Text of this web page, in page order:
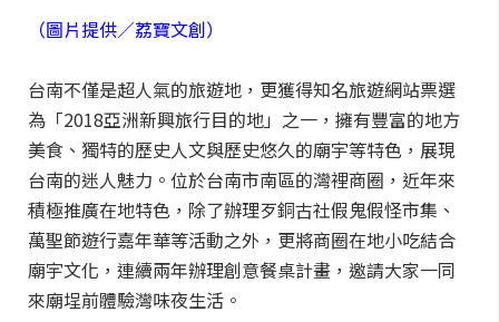
（圖片提供／荔寶文創）
台南不僅是超人氣的旅遊地，更獲得知名旅遊網站票選
為「2018亞洲新興旅行目的地」之一，擁有豐富的地方
美食、獨特的歷史人文與歷史悠久的廟宇等特色，展現
台南的迷人魅力。位於台南市南區的灣裡商圈，近年來
積極推廣在地特色，除了辦理歹銅古社假鬼假怪市集、
萬聖節遊行嘉年華等活動之外，更將商圈在地小吃結合
廟宇文化，連續兩年辦理創意餐桌計畫，邀請大家一同
來廟埕前體驗灣味夜生活。